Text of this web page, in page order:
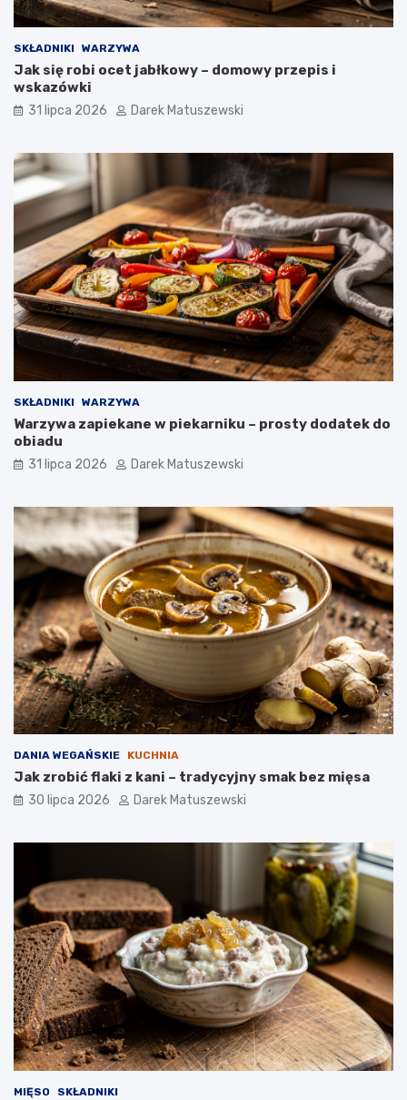
SKŁADNIKI WARZYWA
Jak się robi ocet jabłkowy – domowy przepis i
wskazówki
31 lipca 2026 Darek Matuszewski
SKŁADNIKI WARZYWA
Warzywa zapiekane w piekarniku – prosty dodatek do
obiadu
31 lipca 2026 Darek Matuszewski
DANIA WEGAŃSKIE KUCHNIA
Jak zrobić flaki z kani – tradycyjny smak bez mięsa
30 lipca 2026 Darek Matuszewski
MIĘSO SKŁADNIKI